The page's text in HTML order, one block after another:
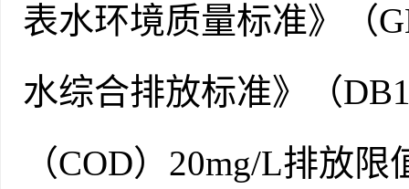
表水环境质量标准》（
水综合排放标准》（
（COD）20mg/L排放